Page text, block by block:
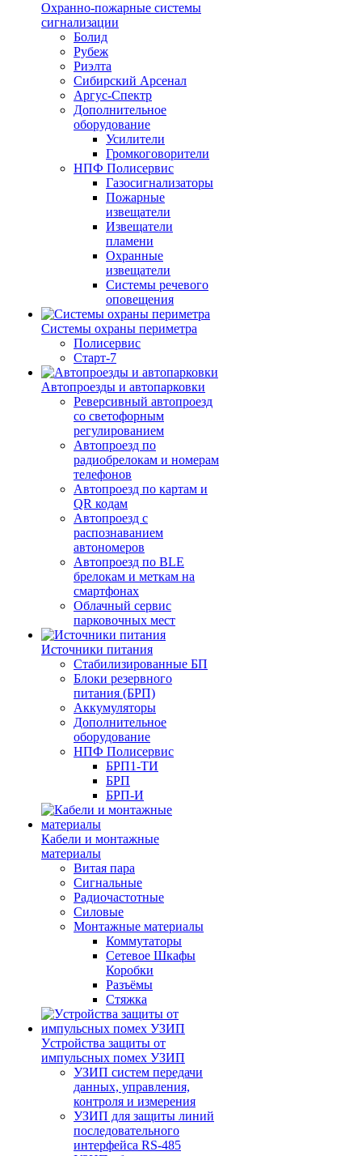
Охранно-пожарные системы
сигнализации
Болид
Рубеж
Риэлта
Сибирский Арсенал
Аргус-Спектр
Дополнительное
оборудование
Усилители
Громкоговорители
НПФ Полисервис
Газосигнализаторы
Пожарные
извещатели
Извещатели
пламени
Охранные
извещатели
Системы речевого
оповещения
Системы охраны периметра
Полисервис
Старт-7
Автопроезды и автопарковки
Реверсивный автопроезд
со светофорным
регулированием
Автопроезд по
радиобрелокам и номерам
телефонов
Автопроезд по картам и
QR кодам
Автопроезд с
распознаванием
автономеров
Автопроезд по BLE
брелокам и меткам на
смартфонах
Облачный сервис
парковочных мест
Источники питания
Стабилизированные БП
Блоки резервного
питания (БРП)
Аккумуляторы
Дополнительное
оборудование
НПФ Полисервис
БРП1-ТИ
БРП
БРП-И
Кабели и монтажные
материалы
Витая пара
Сигнальные
Радиочастотные
Силовые
Монтажные материалы
Коммутаторы
Сетевое Шкафы
Коробки
Разъёмы
Стяжка
Уcтройства защиты от
импульсных помех УЗИП
УЗИП систем передачи
данных, управления,
контроля и измерения
УЗИП для защиты линий
последовательного
интерфейса RS-485